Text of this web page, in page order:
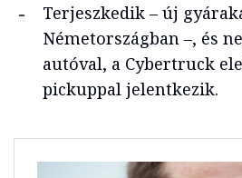
Terjeszkedik – új
Németországban –, és
autóval, a Cybertruck
pickuppal jelentkezik.